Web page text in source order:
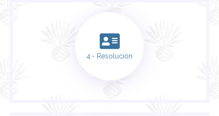
4.- Resolución